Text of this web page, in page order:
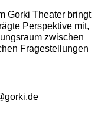
Gorki Theater bringt
Perspektive mit,
zwischen
Fragestellungen